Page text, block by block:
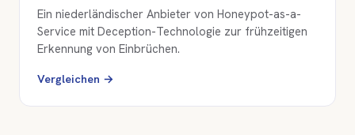
Ein niederländischer Anbieter von Honeypot-as-a-
Service mit Deception-Technologie zur frühzeitigen
Erkennung von Einbrüchen.
Vergleichen →